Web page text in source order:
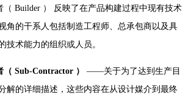
（ Builder ） 反映了在产品构建过程中现有技术
角的干系人包括制造工程师、总承包商以及具
技术能力的组织或人员。
（ Sub-Contractor ） ——关于为了达到生产目
解的详细描述，这些内容在从设计媒介到最终